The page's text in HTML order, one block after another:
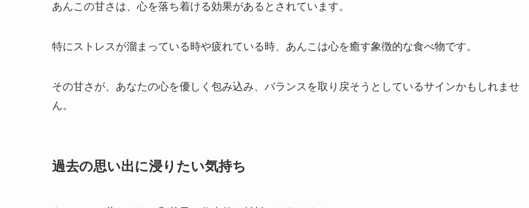
あんこの甘さは、心を落ち着ける効果があるとされています。
特にストレスが溜まっている時や疲れている時、あんこは心を癒す象徴的な食べ物です。
その甘さが、あなたの心を優しく包み込み、バランスを取り戻そうとしているサインかもしれませ
ん。
過去の思い出に浸りたい気持ち